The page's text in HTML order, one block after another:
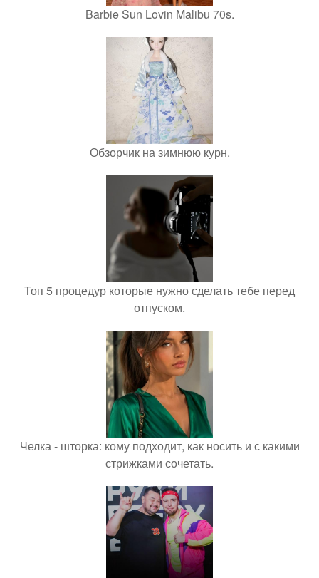
Barbie Sun Lovin Malibu 70s.
Обзорчик на зимнюю курн.
Топ 5 процедур которые нужно сделать тебе перед
отпуском.
Челка - шторка: кому подходит, как носить и с какими
стрижками сочетать.